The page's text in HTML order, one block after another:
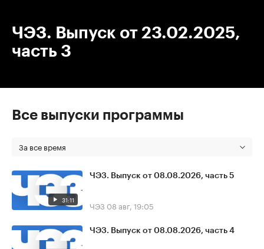
ЧЭЗ. Выпуск от 23.02.2025,
часть 3
Все выпуски программы
За все время
31:11
ЧЭЗ. Выпуск от 08.08.2026, часть 5
ЧЭЗ 08 авг, 19:05
ЧЭЗ. Выпуск от 08.08.2026, часть 4